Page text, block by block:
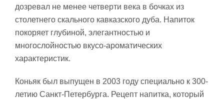
дозревал не менее четверти века в бочках из
столетнего скального кавказского дуба. Напиток
покоряет глубиной, элегантностью и
многослойностью вкусо-ароматических
характеристик.
Коньяк был выпущен в 2003 году специально к 300-
летию Санкт-Петербурга. Рецепт напитка, который